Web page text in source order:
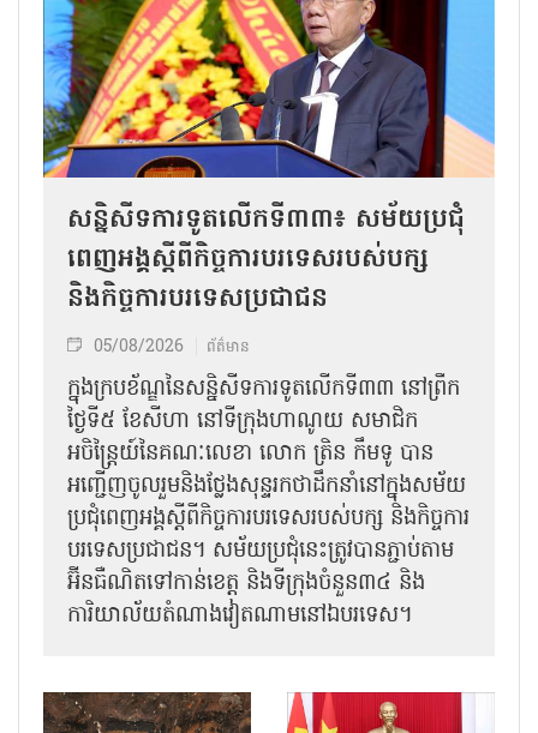
សន្និសីទការទូតលើកទី៣៣៖ សម័យប្រជុំ
ពេញអង្គស្តីពីកិច្ច​ការបរទេសរបស់​បក្ស
និងកិច្ច​ការបរទេសប្រជាជន
05/08/2026 ព័ត៌មាន
ក្នុងក្របខ័ណ្ឌនៃសន្និសីទការទូតលើកទី៣៣ នៅព្រឹក
ថ្ងៃទី៥ ខែសីហា នៅទីក្រុងហាណូយ សមាជិក
អចិន្ត្រៃយ៍នៃគណៈលេខា លោក ត្រិន កឹម​ទូ បាន
អញ្ជើញ​ចូលរួមនិងថ្លែងសុន្ទរកថាដឹកនាំនៅក្នុងសម័យ
ប្រជុំពេញអង្គស្តីពី​​កិច្ច​ការបរទេសរបស់​បក្ស និងកិច្ច​ការ
បរទេស​ប្រជាជន។ សម័យប្រជុំនេះត្រូវបានភ្ជាប់តាម
អ៊ីនធឺណិតទៅកាន់ខេត្ត និងទីក្រុងចំនួន៣៤ និង
ការិយាល័យតំណាងវៀតណាមនៅឯ​បរទេស។